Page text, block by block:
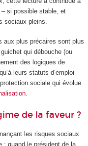
si possible stable, et
sociaux pleins.
aux plus précaires sont plus
qui débouche (ou
des logiques de
leurs statuts d’emploi
sociale qui évolue
.
de la faveur ?
les risques sociaux
: quand le président de la